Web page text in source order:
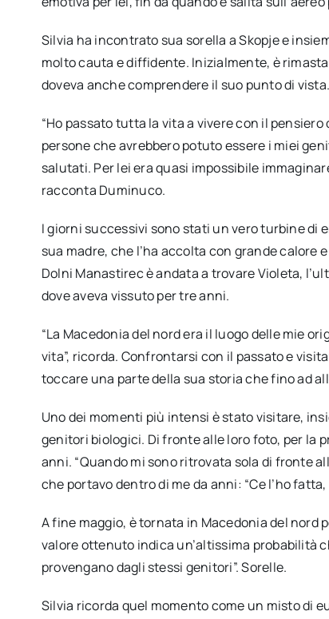
Silvia ha incontrato sua sorella a Skopje e
molto cauta e diffidente. Inizialmente, è
doveva anche comprendere il suo punto di vista.
“Ho passato tutta la vita a vivere con il
persone che avrebbero potuto essere i miei
salutati. Per lei era quasi impossibile
racconta Duminuco.
I giorni successivi sono stati un vero turbine di
sua madre, che l’ha accolta con grande calore
Dolni Manastirec è andata a trovare Violeta,
dove aveva vissuto per tre anni.
“La Macedonia del nord era il luogo delle mie
vita”, ricorda. Confrontarsi con il passato e
toccare una parte della sua storia che fino ad
Uno dei momenti più intensi è stato visitare,
genitori biologici. Di fronte alle loro foto, per la
anni. “Quando mi sono ritrovata sola di fronte
che portavo dentro di me da anni: “Ce l’ho fatta,
A fine maggio, è tornata in Macedonia del nord
valore ottenuto indica un’altissima probabilità
provengano dagli stessi genitori”. Sorelle.
Silvia ricorda quel momento come un misto di